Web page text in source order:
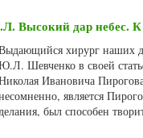
Высокий дар небес.
хирург наших
Шевченко в своей
Ивановича
является
был способен